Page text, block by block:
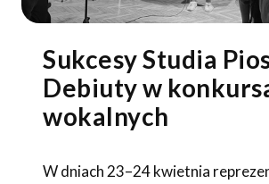
Sukcesy Studia
Debiuty w
wokalnych
W dniach 23–24 kwietnia